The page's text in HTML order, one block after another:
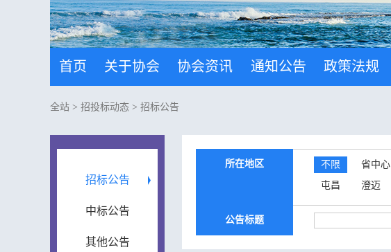
首页 关于协会 协会资讯 通知公告 政策法规
全站 > 招投标动态 > 招标公告
招标公告
中标公告
其他公告
所在地区 不限 省中心
屯昌
澄迈
公告标题